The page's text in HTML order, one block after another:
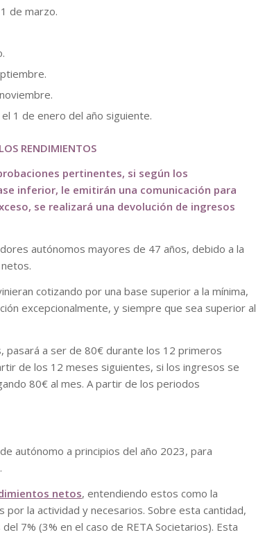
de marzo.
1 de enero del año siguiente.
RENDIMIENTOS
pertinentes, si según los
inferior, le emitirán una comunicación para
se realizará una devolución de ingresos
autónomos mayores de 47 años, debido a la
cotizando por una base superior a la mínima,
excepcionalmente, y siempre que sea superior al
pasará a ser de 80€ durante los 12 primeros
de los 12 meses siguientes, si los ingresos se
80€ al mes. A partir de los periodos
autónomo a principios del año 2023, para
netos, entendiendo estos como la
la actividad y necesarios. Sobre esta cantidad,
7% (3% en el caso de RETA Societarios). Esta